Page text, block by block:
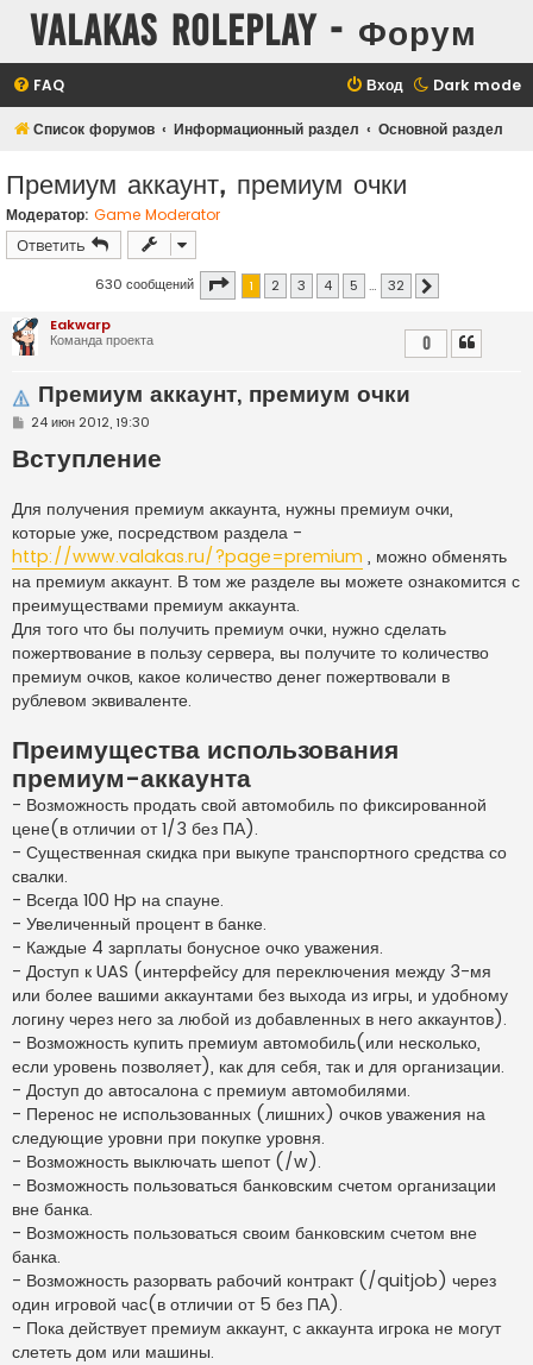
Valakas Roleplay - Форум
Dark mode
FAQ Вход
Список форумов Информационный раздел Основной раздел
Премиум аккаунт, премиум очки
Модератор: Game Moderator
Ответить
630 сообщений Страница 1из 32
1 2 3 4 5 … 32
Eakwarp
Команда проекта
Премиум аккаунт, премиум очки
0
С
о
б
н
и
е
24 июн 2012, 19:30
Вступление
Для получения премиум аккаунта, нужны премиум очки,
которые уже, посредством раздела -
http://www.valakas.ru/?page=premium , можно обменять
на премиум аккаунт. В том же разделе вы можете ознакомится с
преимуществами премиум аккаунта.
Для того что бы получить премиум очки, нужно сделать
пожертвование в пользу сервера, вы получите то количество
премиум очков, какое количество денег пожертвовали в
рублевом эквиваленте.
Преимущества использования
премиум-аккаунта
- Возможность продать свой автомобиль по фиксированной
цене(в отличии от 1/3 без ПА).
- Существенная скидка при выкупе транспортного средства со
свалки.
- Всегда 100 Hp на спауне.
- Увеличенный процент в банке.
- Каждые 4 зарплаты бонусное очко уважения.
- Доступ к UAS (интерфейсу для переключения между 3-мя
или более вашими аккаунтами без выхода из игры, и удобному
логину через него за любой из добавленных в него аккаунтов).
- Возможность купить премиум автомобиль(или несколько,
если уровень позволяет), как для себя, так и для организации.
- Доступ до автосалона с премиум автомобилями.
- Перенос не использованных (лишних) очков уважения на
следующие уровни при покупке уровня.
- Возможность выключать шепот (/w).
- Возможность пользоваться банковским счетом организации
вне банка.
- Возможность пользоваться своим банковским счетом вне
банка.
- Возможность разорвать рабочий контракт (/quitjob) через
один игровой час(в отличии от 5 без ПА).
- Пока действует премиум аккаунт, с аккаунта игрока не могут
слететь дом или машины.